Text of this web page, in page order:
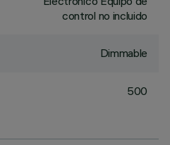
control no incluido
Dimmable
500